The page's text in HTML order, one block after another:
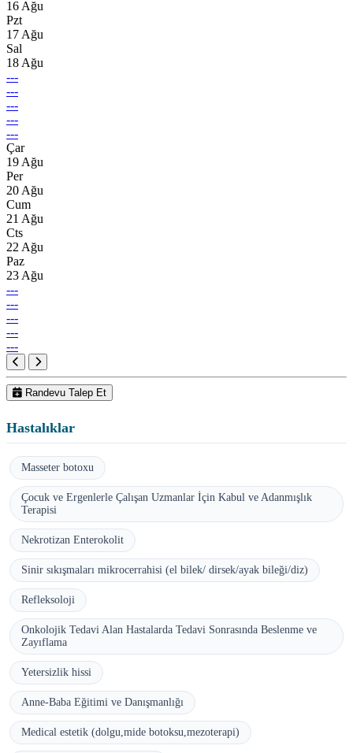
16 Ağu
Pzt
17 Ağu
Sal
18 Ağu
---
---
---
---
---
Çar
19 Ağu
Per
20 Ağu
Cum
21 Ağu
Cts
22 Ağu
Paz
23 Ağu
---
---
---
---
---
Randevu Talep Et
Hastalıklar
Masseter botoxu
Çocuk ve Ergenlerle Çalışan Uzmanlar İçin Kabul ve Adanmışlık
Terapisi
Nekrotizan Enterokolit
Sinir sıkışmaları mikrocerrahisi (el bilek/ dirsek/ayak bileği/diz)
Refleksoloji
Onkolojik Tedavi Alan Hastalarda Tedavi Sonrasında Beslenme ve
Zayıflama
Yetersizlik hissi
Anne-Baba Eğitimi ve Danışmanlığı
Medical estetik (dolgu,mide botoksu,mezoterapi)